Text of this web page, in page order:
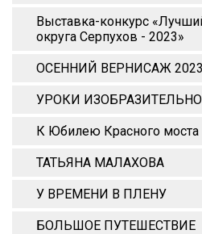
Выставка-конкурс
округа Серпухов - 2023»
ОСЕННИЙ ВЕРНИСАЖ 2023
УРОКИ
К Юбилею Красного моста
ТАТЬЯНА МАЛАХОВА
У ВРЕМЕНИ В ПЛЕНУ
БОЛЬШОЕ ПУТЕШЕСТВИЕ